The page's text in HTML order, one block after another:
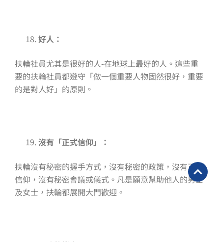
好人：
扶輪社員尤其是很好的人-在地球上最好的人。這些重
要的扶輪社員都遵守「做一個重要人物固然很好，重要
的是對人好」的原則。
沒有「正式信仰」：
扶輪沒有秘密的握手方式，沒有秘密的政策，沒有正式
信仰，沒有秘密會議或儀式。凡是願意幫助他人的男士
及女士，扶輪都展開大門歡迎。